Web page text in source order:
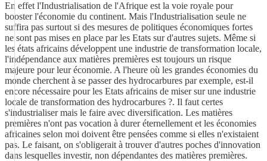
En effet l'Industrialisation de l'Afrique est la voie royale pour
booster l'économie du continent. Mais l'Industrialisation seule ne
suffira pas surtout si des mesures de politiques économiques fortes
ne sont pas mises en place par les Etats sur d'autres sujets. Même si
les états africains développent une industrie de transformation locale,
l'indépendance aux matières premières est toujours un risque
majeure pour leur économie. A l'heure où les grandes économies du
monde cherchent à se passer des hydrocarbures par exemple, est-il
encore nécessaire pour les Etats africains de miser sur une industrie
locale de transformation des hydrocarbures ?. Il faut certes
s'industrialiser mais le faire avec diversification. Les matières
premières n'ont pas vocation à durer éternellement et les économies
africaines selon moi doivent être pensées comme si elles n'existaient
pas. Le faisant, on s'obligerait à trouver d'autres poches d'innovation
dans lesquelles investir, non dépendantes des matières premières.